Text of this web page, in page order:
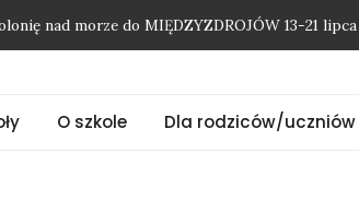
nad morze do MIĘDZYZDROJÓW 13-21 lipca
O szkole Dla rodziców/uczniów